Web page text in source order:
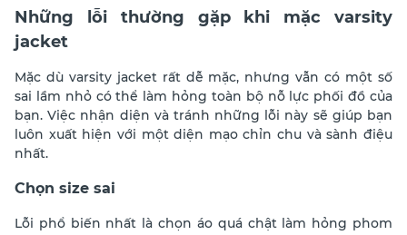
Những lỗi thường gặp khi mặc varsity
jacket
Mặc dù varsity jacket rất dễ mặc, nhưng vẫn có một số
sai lầm nhỏ có thể làm hỏng toàn bộ nỗ lực phối đồ của
bạn. Việc nhận diện và tránh những lỗi này sẽ giúp bạn
luôn xuất hiện với một diện mạo chỉn chu và sành điệu
nhất.
Chọn size sai
Lỗi phổ biến nhất là chọn áo quá chật làm hỏng phom